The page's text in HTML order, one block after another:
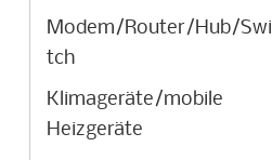
Modem/Router/Hub/Swi
tch
Klimageräte/mobile
Heizgeräte